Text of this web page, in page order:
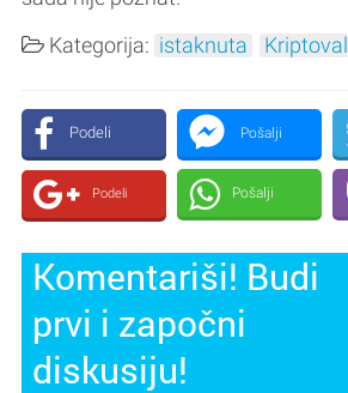
Kategorija: istaknuta
Podeli Pošalji
Podeli Pošalji
Komentariši! Budi
prvi i započni
diskusiju!